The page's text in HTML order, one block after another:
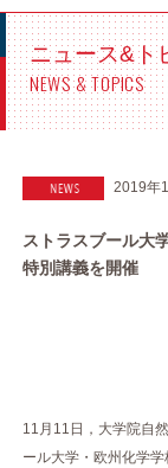
ニュース&ト
NEWS & TOPICS
2019年
ストラスブール大
特別講義を開催
11月11日，大学院自
ール大学・欧州化学